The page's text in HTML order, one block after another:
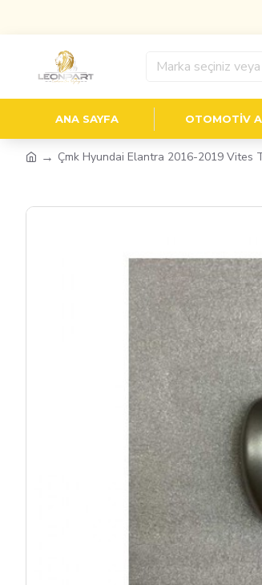
ANA SAYFA OTOMOTIV
Çmk Hyundai Elantra 2016-2019 Vites